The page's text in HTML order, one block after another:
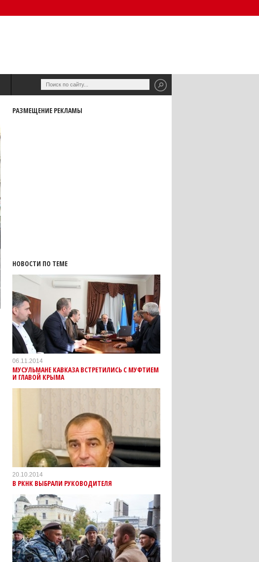
РАЗМЕЩЕНИЕ РЕКЛАМЫ
НОВОСТИ ПО ТЕМЕ
06.11.2014
МУСУЛЬМАНЕ КАВКАЗА ВСТРЕТИЛИСЬ С МУФТИЕМ
И ГЛАВОЙ КРЫМА
20.10.2014
В РКНК ВЫБРАЛИ РУКОВОДИТЕЛЯ